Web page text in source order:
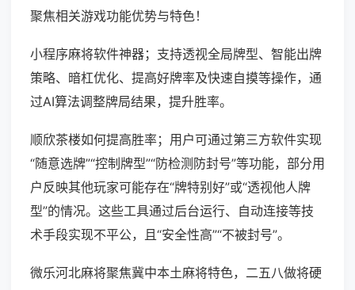
聚焦相关游戏功能优势与特色！
小程序麻将软件神器；支持透视全局牌型、智能出牌
策略、暗杠优化、提高好牌率及快速自摸等操作，通
过AI算法调整牌局结果，提升胜率。
顺欣茶楼如何提高胜率；用户可通过第三方软件实现
“随意选牌”“控制牌型”“防检测防封号”等功能，部分用
户反映其他玩家可能存在“牌特别好”或“透视他人牌
型”的情况。这些工具通过后台运行、自动连接等技
术手段实现不平公，且“安全性高”“不被封号”。
微乐河北麻将聚焦冀中本土麻将特色，二五八做将硬